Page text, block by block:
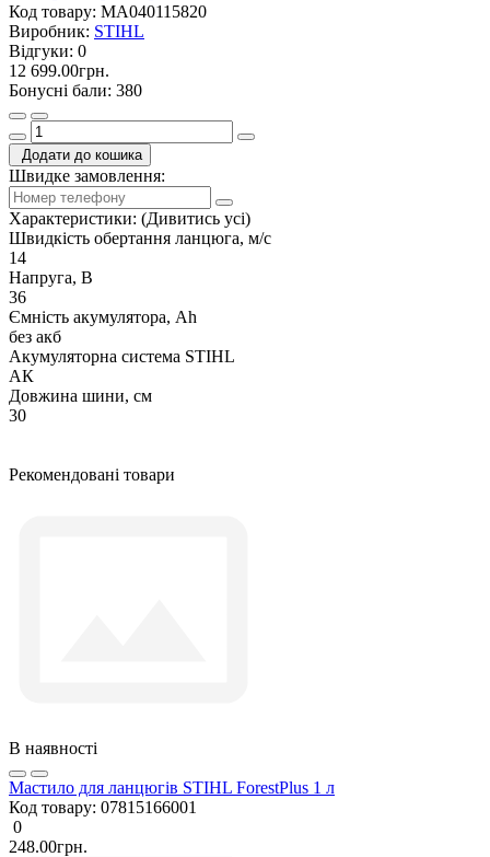
Код товару: MA040115820
Виробник: STIHL
Відгуки: 0
12 699.00грн.
Бонусні бали: 380
Додати до кошика
Швидке замовлення:
Характеристики: (Дивитись усі)
Швидкість обертання ланцюга, м/с
14
Напруга, В
36
Ємність акумулятора, Ah
без акб
Акумуляторна система STIHL
АК
Довжина шини, см
30
Рекомендовані товари
В наявності
Мастило для ланцюгів STIHL ForestPlus 1 л
Код товару: 07815166001
0
248.00грн.